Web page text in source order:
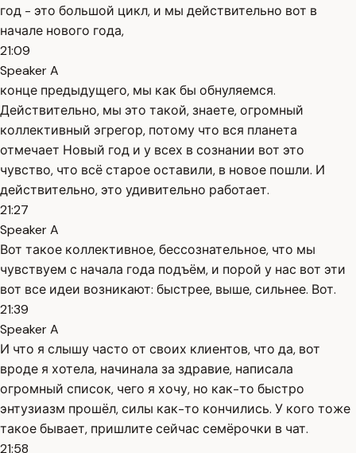
год - это большой цикл, и мы действительно вот в
начале нового года,
21:09
Speaker A
конце предыдущего, мы как бы обнуляемся.
Действительно, мы это такой, знаете, огромный
коллективный эгрегор, потому что вся планета
отмечает Новый год и у всех в сознании вот это
чувство, что всё старое оставили, в новое пошли. И
действительно, это удивительно работает.
21:27
Speaker A
Вот такое коллективное, бессознательное, что мы
чувствуем с начала года подъём, и порой у нас вот эти
вот все идеи возникают: быстрее, выше, сильнее. Вот.
21:39
Speaker A
И что я слышу часто от своих клиентов, что да, вот
вроде я хотела, начинала за здравие, написала
огромный список, чего я хочу, но как-то быстро
энтузиазм прошёл, силы как-то кончились. У кого тоже
такое бывает, пришлите сейчас семёрочки в чат.
21:58